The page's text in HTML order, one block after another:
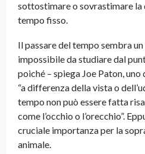
sottostimare o sovrastimare la
tempo fisso.
Il passare del tempo sembra
impossibile da studiare dal
poiché – spiega Joe Paton,
“a differenza della vista o
tempo non può essere fatta
come l’occhio o l’orecchio”.
cruciale importanza per la
animale.